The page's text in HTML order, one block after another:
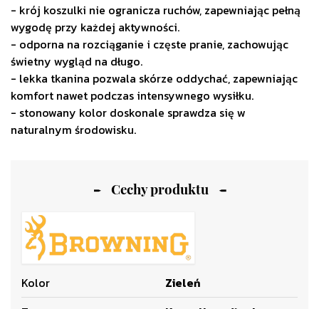
Cechy produktu
Kolor
Zieleń
- krój koszulki nie ogranicza ruchów, zapewniając pełną
wygodę przy każdej aktywności.
- odporna na rozciąganie i częste pranie, zachowując
świetny wygląd na długo.
- lekka tkanina pozwala skórze oddychać, zapewniając
komfort nawet podczas intensywnego wysiłku.
- stonowany kolor doskonale sprawdza się w
naturalnym środowisku.